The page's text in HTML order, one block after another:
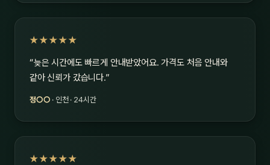
★★★★★
“늦은 시간에도 빠르게 안내받았어요. 가격도 처음 안내와
같아 신뢰가 갔습니다.”
정○○ · 인천 · 24시간
★★★★★